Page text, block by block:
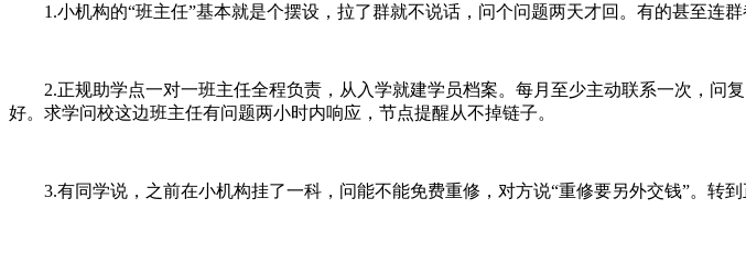
1.小机构的“班主任”基本就是个摆设，拉了群就不说话，问个问题两天才回。有的甚至连群
2.正规助学点一对一班主任全程负责，从入学就建学员档案。每月至少主动联系一次，问
好。求学问校这边班主任有问题两小时内响应，节点提醒从不掉链子。
3.有同学说，之前在小机构挂了一科，问能不能免费重修，对方说“重修要另外交钱”。转到